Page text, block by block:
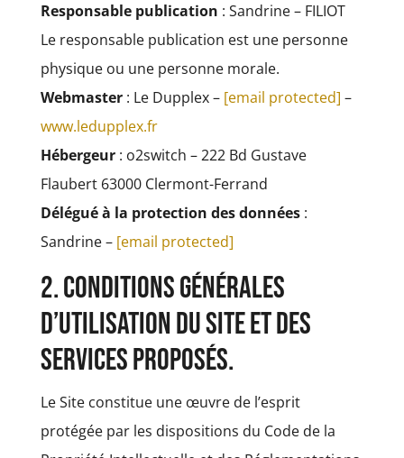
Responsable publication : Sandrine – FILIOT
Le responsable publication est une personne
physique ou une personne morale.
Webmaster: Le Dupplex – [email protected] –
www.ledupplex.fr
Hébergeur: o2switch – 222 Bd Gustave
Flaubert 63000 Clermont-Ferrand
Délégué à la protection des données:
Sandrine – [email protected]
2. Conditions générales
d’utilisation du site et des
services proposés.
Le Site constitue une œuvre de l’esprit
protégée par les dispositions du Code de la